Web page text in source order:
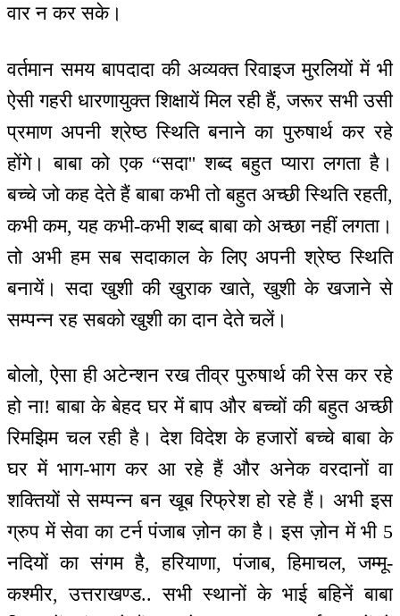
वार न कर सके।
वर्तमान समय बापदादा की अव्यक्त रिवाइज मुरलियों में भी
ऐसी गहरी धारणायुक्त शिक्षायें मिल रही हैं, जरूर सभी उसी
प्रमाण अपनी श्रेष्ठ स्थिति बनाने का पुरुषार्थ कर रहे
होंगे। बाबा को एक “सदा'' शब्द बहुत प्यारा लगता है।
बच्चे जो कह देते हैं बाबा कभी तो बहुत अच्छी स्थिति रहती,
कभी कम, यह कभी-कभी शब्द बाबा को अच्छा नहीं लगता।
तो अभी हम सब सदाकाल के लिए अपनी श्रेष्ठ स्थिति
बनायें। सदा खुशी की खुराक खाते, खुशी के खजाने से
सम्पन्न रह सबको खुशी का दान देते चलें।
बोलो, ऐसा ही अटेन्शन रख तीव्र पुरुषार्थ की रेस कर रहे
हो ना! बाबा के बेहद घर में बाप और बच्चों की बहुत अच्छी
रिमझिम चल रही है। देश विदेश के हजारों बच्चे बाबा के
घर में भाग-भाग कर आ रहे हैं और अनेक वरदानों वा
शक्तियों से सम्पन्न बन खूब रिफ्रेश हो रहे हैं। अभी इस
ग्रुप में सेवा का टर्न पंजाब ज़ोन का है। इस ज़ोन में भी 5
नदियों का संगम है, हरियाणा, पंजाब, हिमाचल, जम्मू-
कश्मीर, उत्तराखण्ड.. सभी स्थानों के भाई बहिनें बाबा